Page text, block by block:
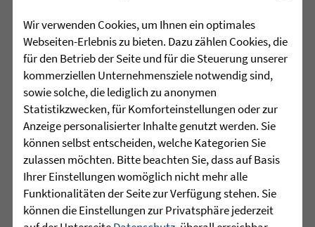
29.07.2026 |•HÖR-SPRACHZENTRUM
Mutmurmeln und
Rechenmäuse - auf geht´s in
die Schulzeit
Am Mittwoch, 27.07.26 verabschiedete
das Team des Schulkindergartens der
Leopoldschule in Altshausen die
Wir verwenden Cookies, um Ihnen ein optimales
Webseiten-Erlebnis zu bieten. Dazu zählen Cookies, die
für den Betrieb der Seite und für die Steuerung unserer
kommerziellen Unternehmensziele notwendig sind,
sowie solche, die lediglich zu anonymen
Statistikzwecken, für Komforteinstellungen oder zur
Anzeige personalisierter Inhalte genutzt werden. Sie
können selbst entscheiden, welche Kategorien Sie
zulassen möchten. Bitte beachten Sie, dass auf Basis
Ihrer Einstellungen womöglich nicht mehr alle
Funktionalitäten der Seite zur Verfügung stehen. Sie
können die Einstellungen zur Privatsphäre jederzeit